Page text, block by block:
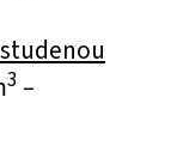
3 –